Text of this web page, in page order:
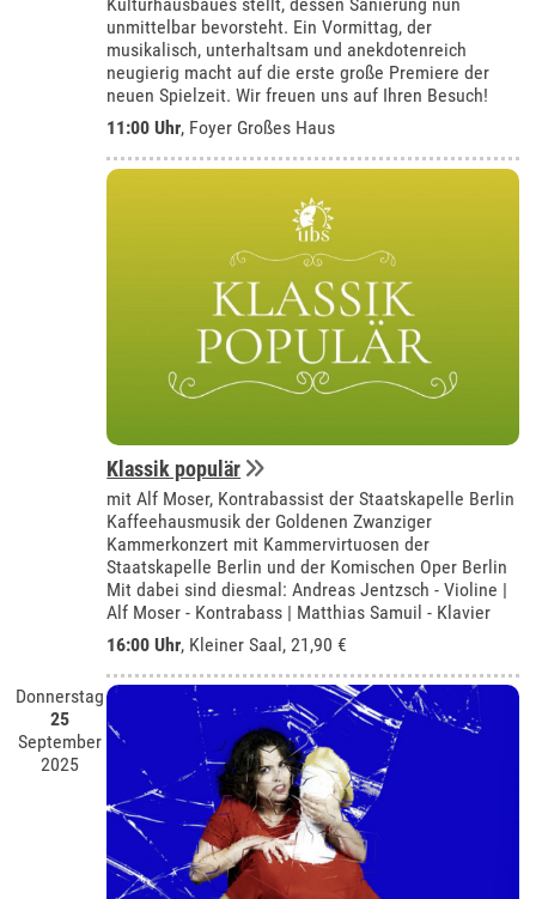
unmittelbar bevorsteht. Ein Vormittag, der
musikalisch, unterhaltsam und anekdotenreich
neugierig macht auf die erste große Premiere der
neuen Spielzeit. Wir freuen uns auf Ihren Besuch!
11:00 Uhr, Foyer Großes Haus
Klassik populär
mit Alf Moser, Kontrabassist der Staatskapelle Berlin
Kaffeehausmusik der Goldenen Zwanziger
Kammerkonzert mit Kammervirtuosen der
Staatskapelle Berlin und der Komischen Oper Berlin
Mit dabei sind diesmal: Andreas Jentzsch - Violine |
Alf Moser - Kontrabass | Matthias Samuil - Klavier
16:00 Uhr, Kleiner Saal, 21,90 €
Donnerstag
25
September
2025